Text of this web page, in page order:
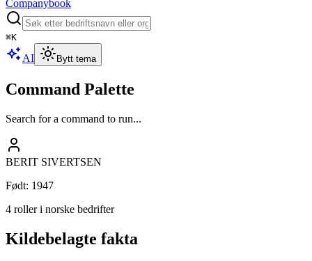
Companybook
⌘K
AI Bytt tema
Command Palette
Search for a command to run...
BERIT SIVERTSEN
Født: 1947
4 roller i norske bedrifter
Kildebelagte fakta